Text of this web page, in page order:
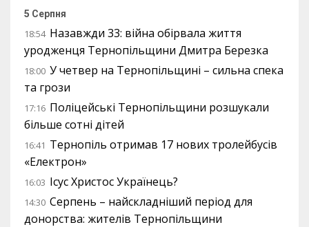
5 Серпня
18:54 Назавжди 33: війна обірвала життя
уродженця Тернопільщини Дмитра Березка
18:00 У четвер на Тернопільщині – сильна спека
та грози
17:16 Поліцейські Тернопільщини розшукали
більше сотні дітей
16:41 Тернопіль отримав 17 нових тролейбусів
«Електрон»
16:03 Ісус Христос Українець?
14:30 Серпень – найскладніший період для
донорства: жителів Тернопільщини